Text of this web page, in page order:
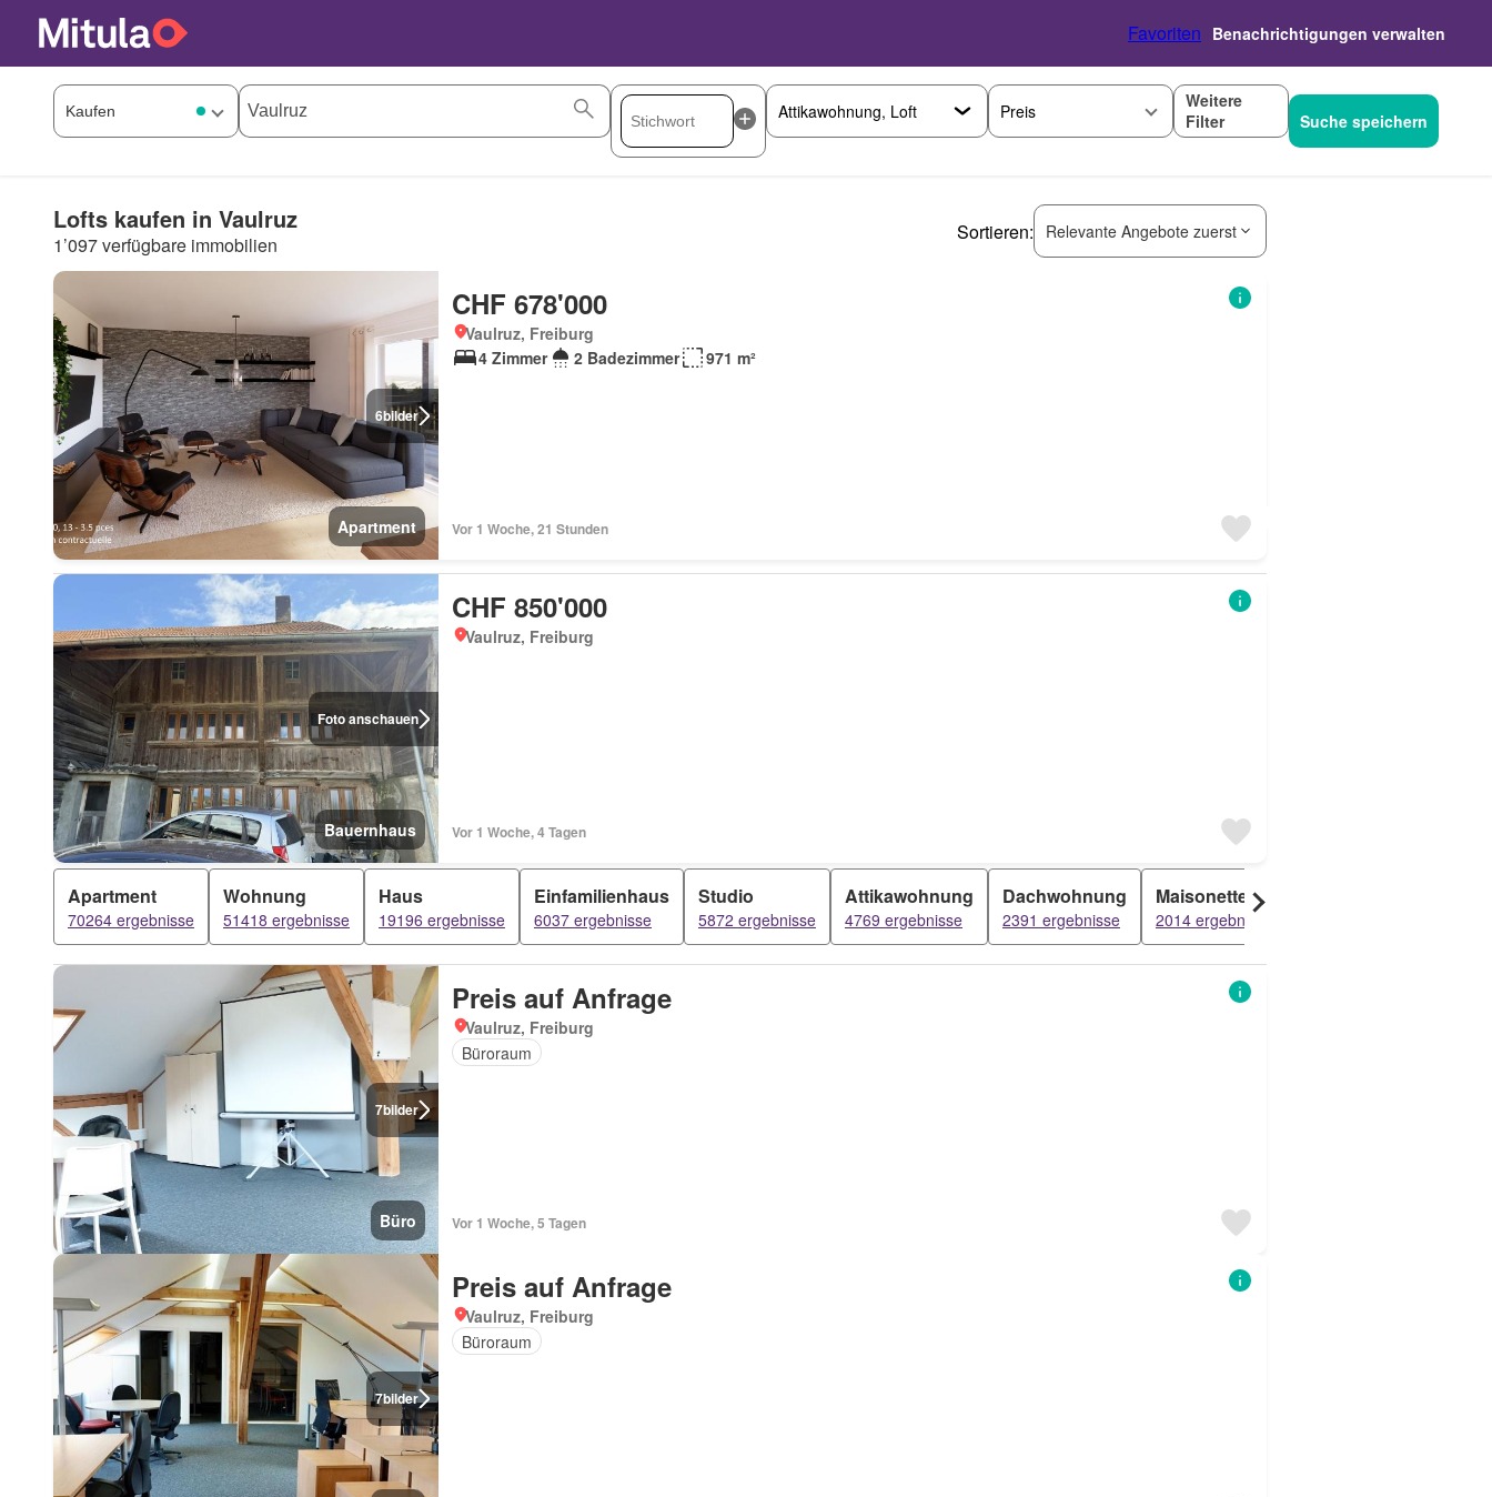
Favoriten Benachrichtigungen verwalten
Preis
Weitere
Filter
Suche speichern
Lofts kaufen in Vaulruz
1’097 verfügbare immobilien
Sortieren: Relevante Angebote zuerst
6bilder
Apartment
CHF 678'000
Vaulruz, Freiburg
4 Zimmer
2 Badezimmer 971 m²
Vor 1 Woche, 21 Stunden
Foto anschauen
Bauernhaus
CHF 850'000
Vaulruz, Freiburg
Vor 1 Woche, 4 Tagen
Apartment
70264 ergebnisse
Wohnung
51418 ergebnisse
Haus
19196 ergebnisse
Einfamilienhaus
6037 ergebnisse
Studio
5872 ergebnisse
Attikawohnung
4769 ergebnisse
Dachwohnung
2391 ergebnisse
Maisonette
2014 ergebnisse
7bilder
Büro
Preis auf Anfrage
Vaulruz, Freiburg
Büroraum
Vor 1 Woche, 5 Tagen
7bilder
Preis auf Anfrage
Vaulruz, Freiburg
Büroraum